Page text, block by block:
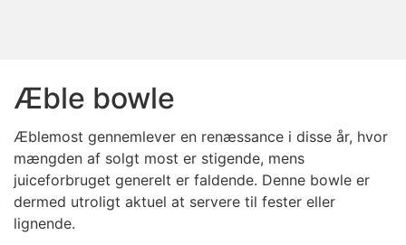
Æble bowle
Æblemost gennemlever en renæssance i disse år, hvor
mængden af solgt most er stigende, mens
juiceforbruget generelt er faldende. Denne bowle er
dermed utroligt aktuel at servere til fester eller
lignende.